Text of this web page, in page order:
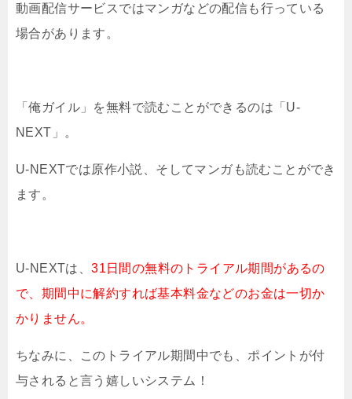
動画配信サービスではマンガなどの配信も行っている
場合があります。
「俺ガイル」を無料で読むことができるのは「U-
NEXT」。
U-NEXTでは原作小説、そしてマンガも読むことができ
ます。
U-NEXTは、31日間の無料のトライアル期間があるの
で、期間中に解約すれば基本料金などのお金は一切か
かりません。
ちなみに、このトライアル期間中でも、ポイントが付
与されると言う嬉しいシステム！